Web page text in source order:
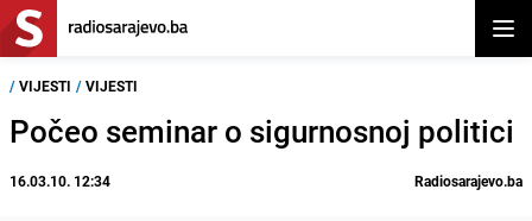
/ VIJESTI / VIJESTI
Počeo seminar o sigurnosnoj politici
16.03.10. 12:34 Radiosarajevo.ba